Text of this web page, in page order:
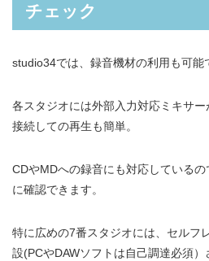
チェック
studio34では、録音機材の利用も可能
各スタジオには外部入力対応ミキサ
接続しての再生も簡単。
CDやMDへの録音にも対応している
に確認できます。
特に広めの7番スタジオには、セルフ
設(PCやDAWソフトは自己調達必須